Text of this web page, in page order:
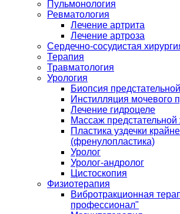
Пульмонология
Ревматология
Лечение артрита
Лечение артроза
Сердечно-сосудистая
Терапия
Травматология
Урология
Биопсия
Инстилляция мочевого
Лечение гидроцеле
Массаж
Пластика уздечки
(френулопластика)
Уролог
Уролог-андролог
Цистоскопия
Физиотерапия
Вибротракционная
профессионал"